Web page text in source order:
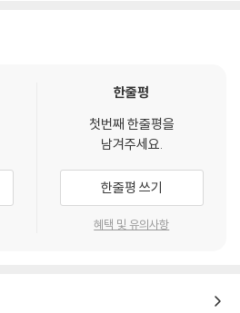
한줄평
첫번째 한줄평을
남겨주세요.
한줄평 쓰기
혜택 및 유의사항